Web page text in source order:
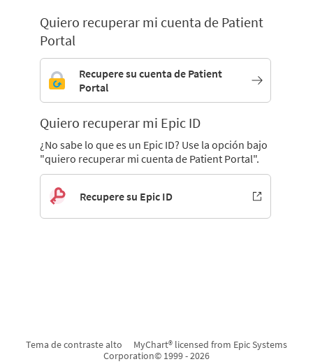
Quiero recuperar mi cuenta de Patient
Portal
Recupere su cuenta de Patient
Portal
Quiero recuperar mi Epic ID
¿No sabe lo que es un Epic ID? Use la opción bajo
"quiero recuperar mi cuenta de Patient Portal".
Recupere su Epic ID
Tema de contraste alto
MyChart® licensed from Epic Systems
Corporation© 1999 - 2026